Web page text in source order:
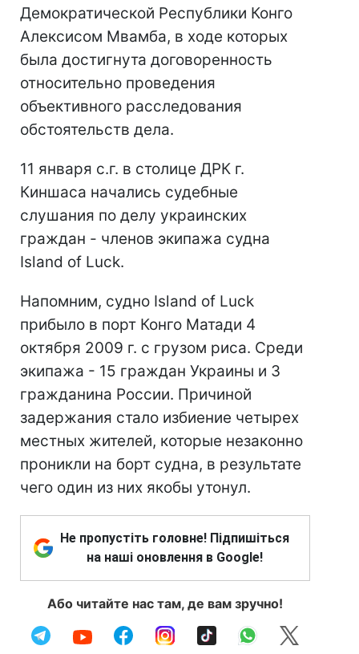
Демократической Республики Конго
Алексисом Мвамба, в ходе которых
была достигнута договоренность
относительно проведения
объективного расследования
обстоятельств дела.
11 января с.г. в столице ДРК г.
Киншаса начались судебные
слушания по делу украинских
граждан - членов экипажа судна
Island of Luck.
Напомним, судно Island of Luck
прибыло в порт Конго Матади 4
октября 2009 г. с грузом риса. Среди
экипажа - 15 граждан Украины и 3
гражданина России. Причиной
задержания стало избиение четырех
местных жителей, которые незаконно
проникли на борт судна, в результате
чего один из них якобы утонул.
Не пропустіть головне! Підпишіться
на наші оновлення в Google!
Або читайте нас там, де вам зручно!